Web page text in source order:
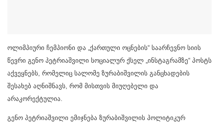
ოლიმპიური ჩემპიონი და „ქართული ოცნების“ საარჩევნო სიის
წევრი გენო პეტრიაშვილი სოციალურ ქსელ „ინსტაგრამზე“ პოსტს
აქვეყნებს, რომელიც სალომე ზურაბიშვილის განცხადების
შესახებ აღნიშნავს, რომ მისთვის მიუღებელი და
არაკორექტულია.
გენო პეტრიაშვილი ემიჯნება ზურაბიშვილის პოლიტიკურ